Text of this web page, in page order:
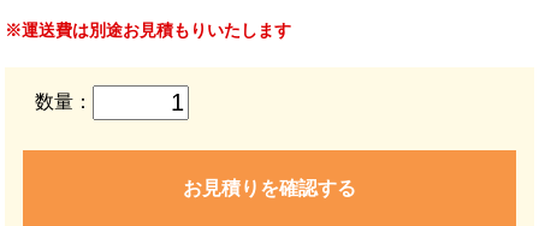
※運送費は別途お見積もりいたします
数量：
お見積りを確認する